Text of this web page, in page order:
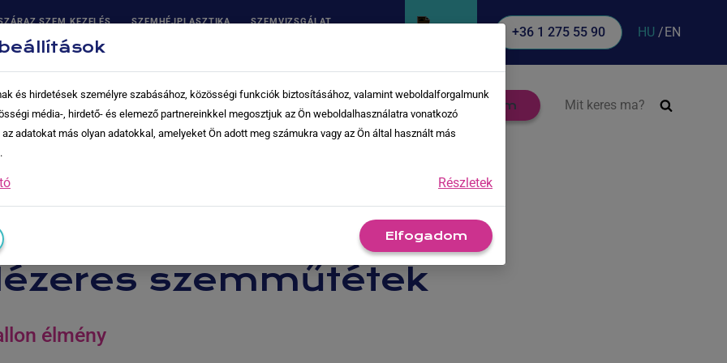
SZEM KEZELÉS SZEMHÉJPLASZTIKA
SZEMVIZSGÁLAT
+36 1 275 55 90 HU EN
Rólunk Kapcsolat Szembetegségek Jelentkezem Keresés:
szemműtétek
élmény
és hirdetések személyre szabásához, közösségi funkciók biztosításához, valamint weboldalforgalmunk
média-, hirdető- és elemező partnereinkkel megosztjuk az Ön weboldalhasználatra vonatkozó
adatokat más olyan adatokkal, amelyeket Ön adott meg számukra vagy az Ön által használt más
Részletek
Elfogadom